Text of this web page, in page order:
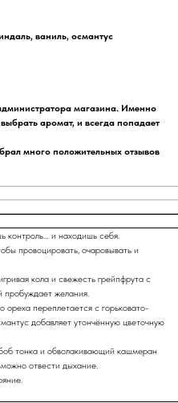
ваниль, османтус
магазина. Именно
аромат, и всегда попадает
много положительных отзывов
контроль… и находишь себя.
провоцировать, очаровывать и
кола и свежесть грейпфрута с
пробуждает желания.
переплетается с горьковато-
добавляет утончённую цветочную
тонка и обволакивающий кашмеран
отвести дыхание.